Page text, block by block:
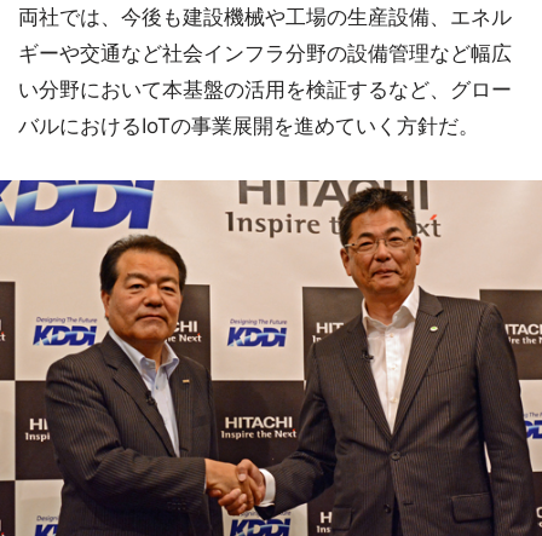
両社では、今後も建設機械や工場の生産設備、エネル
ギーや交通など社会インフラ分野の設備管理など幅広
い分野において本基盤の活用を検証するなど、グロー
バルにおけるIoTの事業展開を進めていく方針だ。